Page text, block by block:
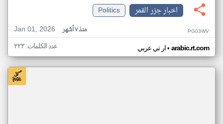
اخبار جزر القمر
Politics
Jan 01, 2026
منذ ٧ أشهر PG03WV
ار تي عربي• arabic.rt.com عدد الكلمات: ٢٢٣